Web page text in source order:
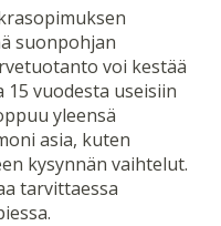
suonpohjan
voi kestää
15 vuodesta useisiin
yleensä
asia, kuten
kysynnän vaihtelut.
tarvittaessa